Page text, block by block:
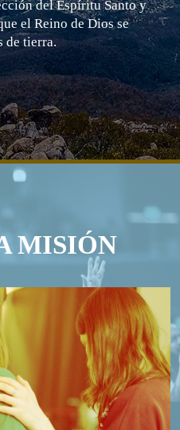
del Espíritu Santo y
el Reino de Dios se
de tierra.
MISIÓN